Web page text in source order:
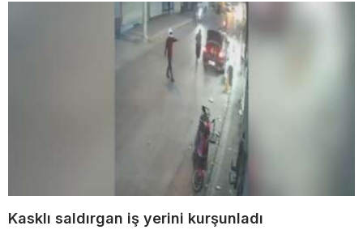
Kasklı saldırgan iş yerini kurşunladı